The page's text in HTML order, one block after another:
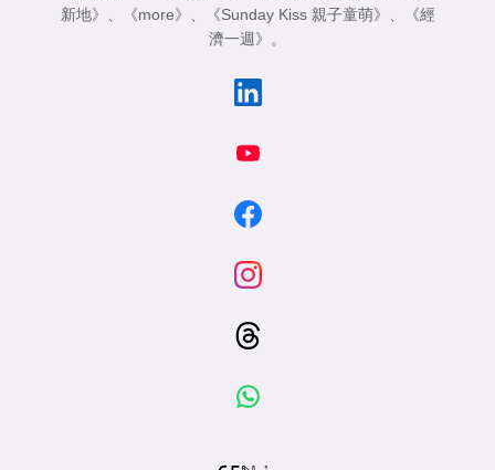
新地》 、 《more》 、 《Sunday Kiss 親子童萌》 、
《經
濟一週》 。